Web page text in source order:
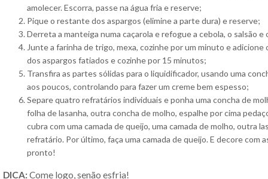
amolecer. Escorra, passe na água fria e reserve;
Pique o restante dos aspargos (elimine a parte dura) e reserve;
Derreta a manteiga numa caçarola e refogue a cebola, o salsão e
Junte a farinha de trigo, mexa, cozinhe por um minuto e
dos aspargos fatiados e cozinhe por 15 minutos;
Transfira as partes sólidas para o liquidificador, usando uma
aos poucos, controlando para fazer um creme bem espesso;
Separe quatro refratários individuais e ponha uma concha de
folha de lasanha, outra concha de molho, espalhe por cima
cubra com uma camada de queijo, uma camada de molho, outra
refratário. Por último, faça uma camada de queijo. E decore com
pronto!
DICA: Come logo, senão esfria!